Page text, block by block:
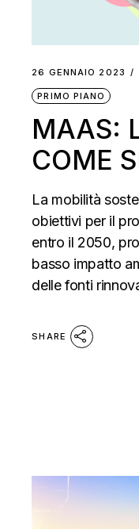
26 GENNAIO 2023
PRIMO PIANO
MAAS:
COME
La mobilità
obiettivi per il
entro il 2050,
basso impatto
delle fonti
SHARE